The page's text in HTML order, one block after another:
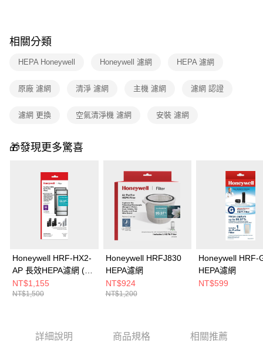
流程，驗證手機門號後，選擇欲分期的期數、繳款截止日，確認付款後即完
成交易。
3.實際核准額度、可分期數及費用金額請依後續交易確認頁面所載為準。
4.訂單成立30分鐘內，如未前往確認交易或遇審核未通過，訂單將自動取
法說明評估內容。
1.分期款項不併入電信帳單，「大哥付你分期」於每月結算日後寄送繳費提
醒簡訊。
帳／街口支付／iPASS MONEY」等通路繳費。
1.本服務係由「台灣大哥大股份有限公司」（以下簡稱本公司）所提供，讓
用戶於交易時，得透過本服務購買商品或服務，並由商店將買賣／分期付款
買賣價金債權讓與本公司後，依約使用本公司帳單繳交帳款。
2.基於同意付款使用「大哥付你分期」之契約關係目的，商店將以您的個人
資料（包含姓名、電話或地址）提供予台灣大哥大進項蒐集、處理及利用，
由本公司與您本人進行分期帳單所需資料之確認、核對及更正。
3.完整用戶服務條款，請詳閱以下連結：
https://oppay.tw/userRule
運送方式
宅配
免運費
相關分類
HEPA Honeywell Honeywell 濾網 HEPA 濾網
原廠 濾網 清淨 濾網 主機 濾網 濾網 認證
濾網 更換 空氣清淨機 濾網 安裝 濾網
🎁發現更多驚喜
Honeywell HRF-HX2-
AP 長效HEPA濾網 (2
片/盒)
NT$1,155
NT$1,500
Honeywell HRFJ830
HEPA濾網
NT$924
NT$1,200
Honeywell HRF-
HEPA濾網
NT$599
詳細說明 商品規格 相關推薦